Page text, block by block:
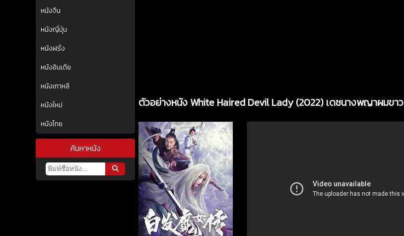
หนังจีน
หนังญี่ปุ่น
หนังฝรั่ง
หนังอินเดีย
หนังเกาหลี
หนังใหม่
หนังไทย
ค้นหาหนัง
ตัวอย่างหนัง White Haired Devil Lady (2022) เดชนางพญาผมขาว